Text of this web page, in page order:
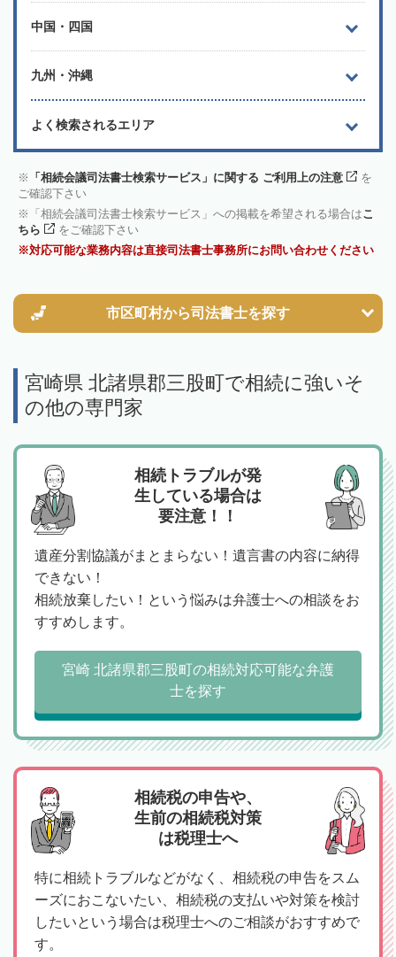
中国・四国
九州・沖縄
よく検索されるエリア
「相続会議司法書士検索サービス」に関する ご利用上の注意
を
ご確認下さい
「相続会議司法書士検索サービス」への掲載を希望される場合はこ
ちら
をご確認下さい
対応可能な業務内容は直接司法書士事務所にお問い合わせください
市区町村から司法書士を探す
宮崎県 北諸県郡三股町で相続に強いそ
の他の専門家
相続トラブルが発
生している場合は
要注意！！
遺産分割協議がまとまらない！遺言書の内容に納得
できない！
相続放棄したい！という悩みは弁護士への相談をお
すすめします。
宮崎 北諸県郡三股町の相続対応可能な弁護
士を探す
相続税の申告や、
生前の相続税対策
は税理士へ
特に相続トラブルなどがなく、相続税の申告をスム
ーズにおこないたい、相続税の支払いや対策を検討
したいという場合は税理士へのご相談がおすすめで
す。